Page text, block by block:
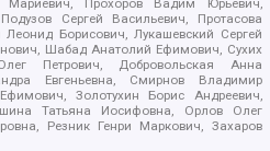
Мариевич, Прохоров Вадим Юрьевич,
Сергей Васильевич, Протасова
Борисович, Лукашевский Сергей
Шабад Анатолий Ефимович, Сухих
Петрович, Добровольская Анна
Евгеньевна, Смирнов Владимир
Золотухин Борис Андреевич,
Татьяна Иосифовна, Орлов Олег
Резник Генри Маркович, Захаров